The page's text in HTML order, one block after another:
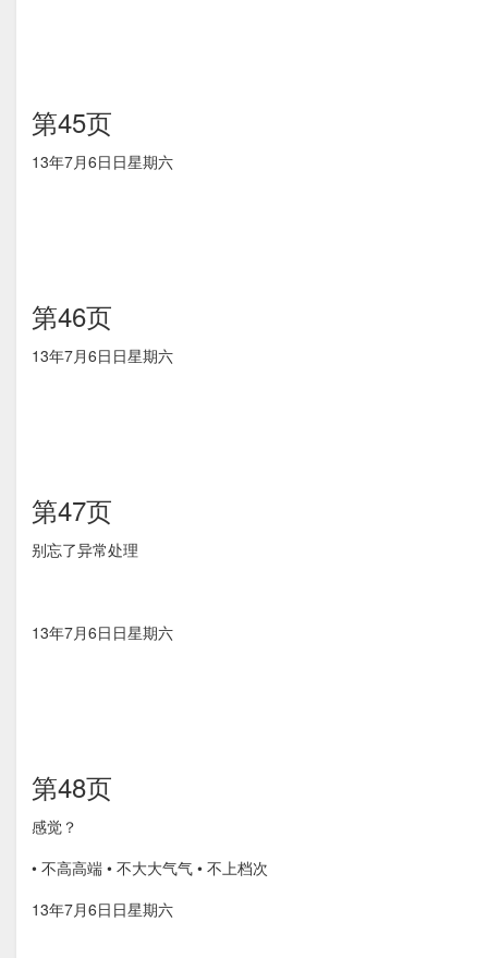
第45页
13年7月6⽇日星期六
第46页
13年7月6⽇日星期六
第47页
别忘了异常处理
13年7月6⽇日星期六
第48页
感觉？
• 不⾼高端 • 不⼤大⽓气 • 不上档次
13年7月6⽇日星期六